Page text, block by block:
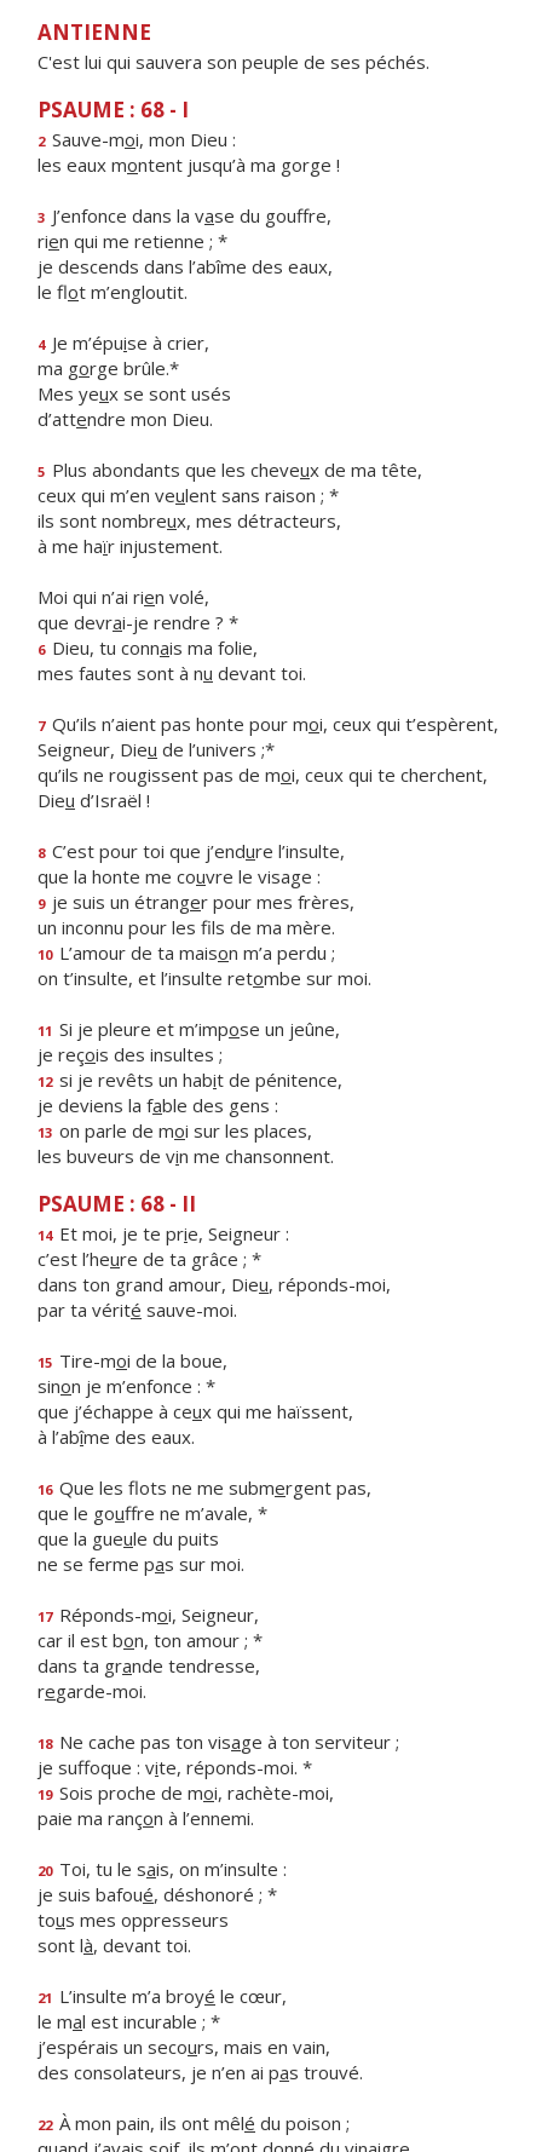
ANTIENNE
C'est lui qui sauvera son peuple de ses péchés.
PSAUME : 68 - I
2 Sauve-moi, mon Dieu :
les eaux montent jusqu’à ma gorge !
3 J’enfonce dans la vase du gouffre,
rien qui me retienne ; *
je descends dans l’abîme des eaux,
le flot m’engloutit.
4 Je m’épuise à crier,
ma gorge brûle.*
Mes yeux se sont usés
d’attendre mon Dieu.
5 Plus abondants que les cheveux de ma tête,
ceux qui m’en veulent sans raison ; *
ils sont nombreux, mes détracteurs,
à me haïr injustement.
Moi qui n’ai rien volé,
que devrai-je rendre ? *
6 Dieu, tu connais ma folie,
mes fautes sont à nu devant toi.
7 Qu’ils n’aient pas honte pour moi, ceux qui t’espèrent,
Seigneur, Dieu de l’univers ;*
qu’ils ne rougissent pas de moi, ceux qui te cherchent,
Dieu d’Israël !
8 C’est pour toi que j’endure l’insulte,
que la honte me couvre le visage :
9 je suis un étranger pour mes frères,
un inconnu pour les fls de ma mère.
10 L’amour de ta maison m’a perdu ;
on t’insulte, et l’insulte retombe sur moi.
11 Si je pleure et m’impose un jeûne,
je reçois des insultes ;
12 si je revêts un habit de pénitence,
je deviens la fable des gens :
13 on parle de moi sur les places,
les buveurs de vin me chansonnent.
PSAUME : 68 - II
14 Et moi, je te prie, Seigneur :
c’est l’heure de ta grâce ; *
dans ton grand amour, Dieu, réponds-moi,
par ta vérité sauve-moi.
15 Tire-moi de la boue,
sinon je m’enfonce : *
que j’échappe à ceux qui me haïssent,
à l’abîme des eaux.
16 Que les flots ne me submergent pas,
que le gouffre ne m’avale, *
que la gueule du puits
ne se ferme pas sur moi.
17 Réponds-moi, Seigneur,
car il est bon, ton amour ; *
dans ta grande tendresse,
regarde-moi.
18 Ne cache pas ton visage à ton serviteur ;
je suffoque : vite, réponds-moi. *
19 Sois proche de moi, rachète-moi,
paie ma rançon à l’ennemi.
20 Toi, tu le sais, on m’insulte :
je suis bafoué, déshonoré ; *
tous mes oppresseurs
sont là, devant toi.
21 L’insulte m’a broyé le cœur,
le mal est incurable ; *
j’espérais un secours, mais en vain,
des consolateurs, je n’en ai pas trouvé.
22 À mon pain, ils ont mêlé du poison ;